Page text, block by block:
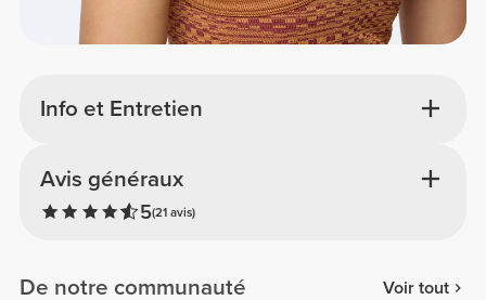
Info et Entretien
Avis généraux
5(21 avis)
De notre communauté Voir tout